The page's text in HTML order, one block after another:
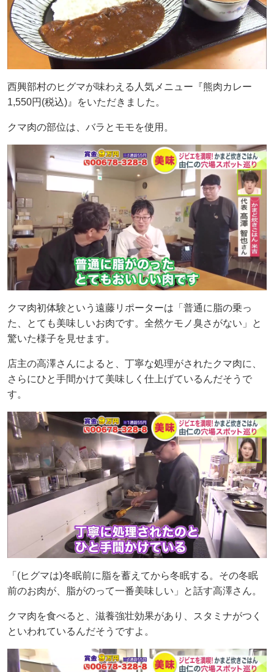
西興部村のヒグマが味わえる人気メニュー『熊肉カレー
1,550円(税込)』をいただきました。
クマ肉の部位は、バラとモモを使用。
クマ肉初体験という遠藤リポーターは「普通に脂の乗っ
た、とても美味しいお肉です。全然ケモノ臭さがない」と
驚いた様子を見せます。
店主の高澤さんによると、丁寧な処理がされたクマ肉に、
さらにひと手間かけて美味しく仕上げているんだそうで
す。
「(ヒグマは)冬眠前に脂を蓄えてから冬眠する。その冬眠
前のお肉が、脂がのって一番美味しい」と話す高澤さん。
クマ肉を食べると、滋養強壮効果があり、スタミナがつく
といわれているんだそうですよ。